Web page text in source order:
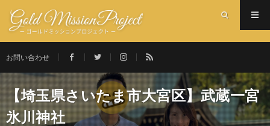
お問い合わせ
【埼玉県さいたま市大宮区】武蔵一宮
氷川神社